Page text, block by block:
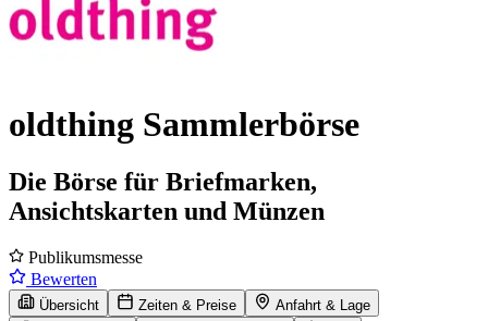
oldthing Sammlerbörse
Die Börse für Briefmarken,
Ansichtskarten und Münzen
Publikumsmesse
Bewerten
Übersicht Zeiten & Preise
Anfahrt & Lage